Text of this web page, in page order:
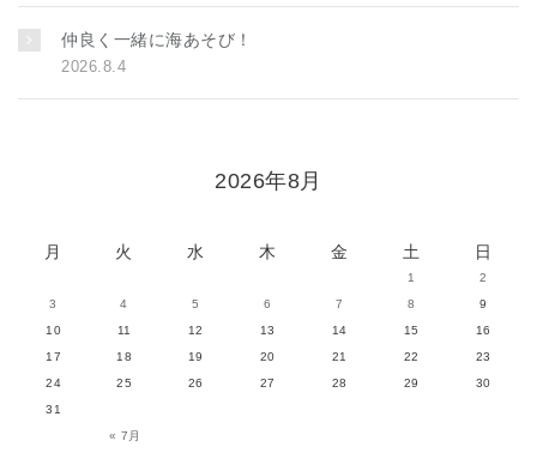
仲良く一緒に海あそび！
2026.8.4
2026年8月
月 火 水 木 金 土 日
« 7月
1
2
3
4 5 6 7 8
9
10
11 12 13 14 15
16
17
18 19 20 21 22
23
24
25 26 27 28 29
30
31